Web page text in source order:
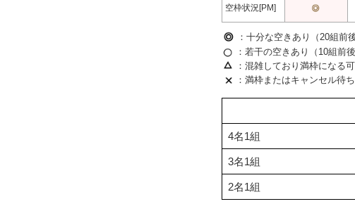
空枠状況[PM]
：十分な空きあり（20組前後
：若干の空きあり（10組前後
：混雑しており満枠になる
：満枠またはキャンセル待ち
4名1組
3名1組
2名1組